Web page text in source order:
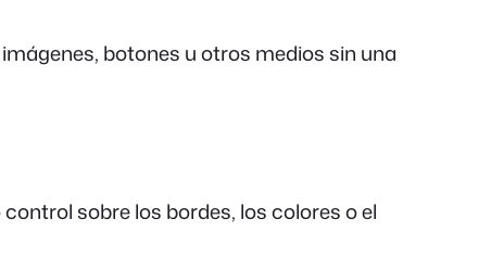
botones u otros medios sin una
sobre los bordes, los colores o el